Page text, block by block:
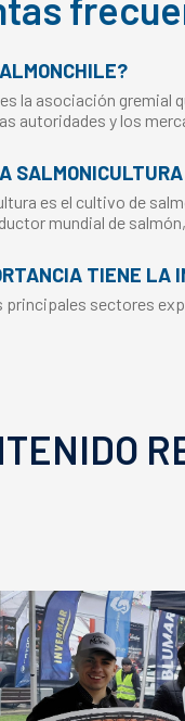
la asociación gremial
autoridades y los
es el cultivo de
mundial de
TIENE LA
principales sectores